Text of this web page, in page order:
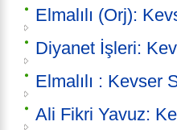
Elmalılı (Orj):
Diyanet İşleri:
Elmalılı : Kevser
Ali Fikri Yavuz: